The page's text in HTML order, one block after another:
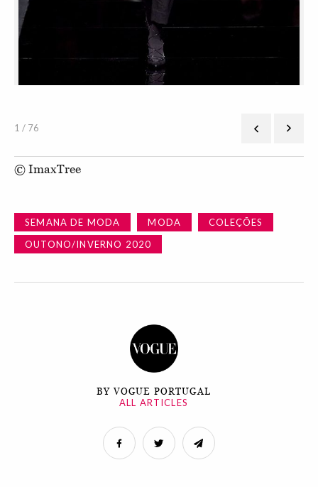
1 / 76
© ImaxTree
SEMANA DE MODA MODA
COLEÇÕES
OUTONO/INVERNO 2020
BY VOGUE PORTUGAL
ALL ARTICLES